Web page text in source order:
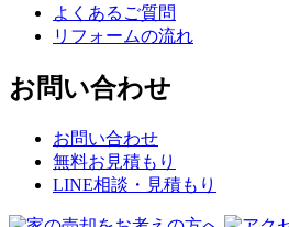
よくあるご質問
リフォームの流れ
お問い合わせ
お問い合わせ
無料お見積もり
LINE相談・見積もり